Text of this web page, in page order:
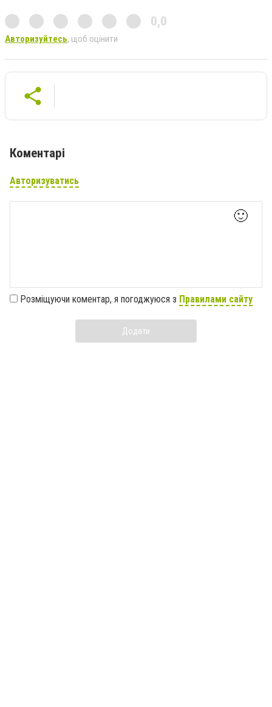
0,0
Авторизуйтесь, щоб оцінити
Коментарі
Авторизуватись
🙂
Розміщуючи коментар, я погоджуюся з Правилами сайту
Додати